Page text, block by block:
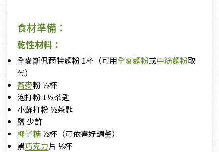
食材準備：
乾性材料：
全麥斯佩爾特麵粉 1杯（可用全麥麵粉或中筋麵粉取
代）
蕎麥粉 ½杯
泡打粉 1½茶匙
小蘇打粉 ½茶匙
鹽 少許
椰子糖 ½杯（可依喜好調整）
黑巧克力片 ⅓杯